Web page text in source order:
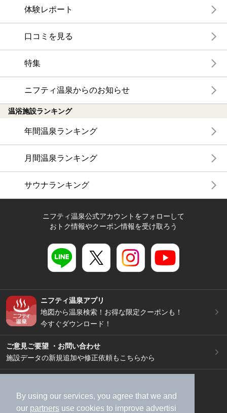
By using our services, you agree that we and
our partners use cookies to improve advertisi
体験レポート
口コミを見る
特集
ニフティ温泉からのお知らせ
温浴施設ランキング
年間温泉ランキング
月間温泉ランキング
サウナランキング
ニフティ温泉公式アカウントをフォローして
おトク情報やクーポン情報を受け取ろう
ニフティ温泉アプリ
地図から温泉検索！お得な限定クーポンも！
今すぐダウンロード！
ご意見ご要望 ・お問い合わせ
施設データの新規追加や修正依頼もこちらから
加盟店募集（資料請求）
広告出稿のご案内
利用規約
ライフスタイルMEMBERS+規約